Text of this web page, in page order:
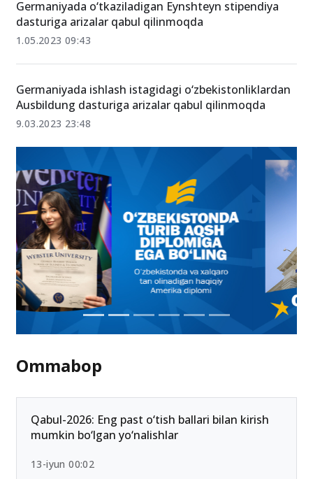
Germaniyada o‘tkaziladigan Eynshteyn stipendiya
dasturiga arizalar qabul qilinmoqda
1.05.2023 09:43
Germaniyada ishlash istagidagi o‘zbekistonliklardan
Ausbildung dasturiga arizalar qabul qilinmoqda
9.03.2023 23:48
Ommabop
Qabul-2026: Eng past o‘tish ballari bilan kirish
mumkin bo‘lgan yo‘nalishlar
13-iyun 00:02